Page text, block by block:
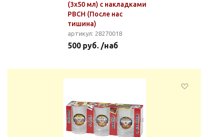
(3x50 мл) с накладками
РВСН (После нас
тишина)
артикул: 28270018
500 руб. /наб